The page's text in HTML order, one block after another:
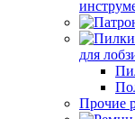
для
Прочие